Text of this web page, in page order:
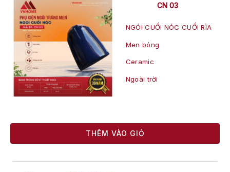
CN 03
NGÓI CUỐI NÓC CUỐI RÌA
Men bóng
Ceramic
Ngoài trời
THÊM VÀO GIỎ